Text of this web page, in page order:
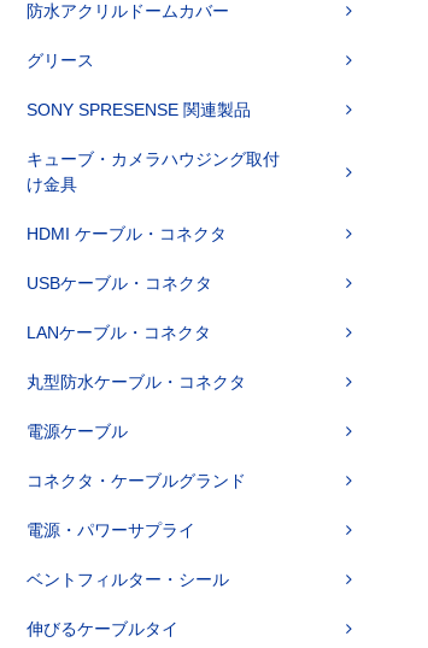
防水アクリルドームカバー
グリース
SONY SPRESENSE 関連製品
キューブ・カメラハウジング取付
け金具
HDMI ケーブル・コネクタ
USBケーブル・コネクタ
LANケーブル・コネクタ
丸型防水ケーブル・コネクタ
電源ケーブル
コネクタ・ケーブルグランド
電源・パワーサプライ
ベントフィルター・シール
伸びるケーブルタイ